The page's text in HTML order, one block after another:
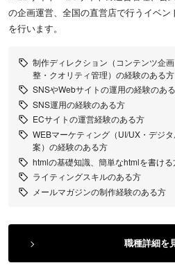
の企画運営、全国の直営店で行うイベ
を行います。
制作ディレクション（コンテンツ企
整・クオリティ管理）の経験のある
SNSやWebサイトの運用の経験のあ
SNS運用の経験のある方
ECサイトの運営経験のある方
WEBマーケティング（UI/UX・デジ
案）の経験のある方
htmlの基礎知識、簡単なhtmlを書ける
ライティングスキルのある方
メールマガジンの制作経験のある方
職種詳細を